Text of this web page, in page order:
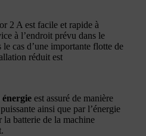
2 A est facile et rapide à
à l’endroit prévu dans le
cas d’une importante flotte de
réduit est
est assuré de manière
ainsi que par l’énergie
batterie de la machine